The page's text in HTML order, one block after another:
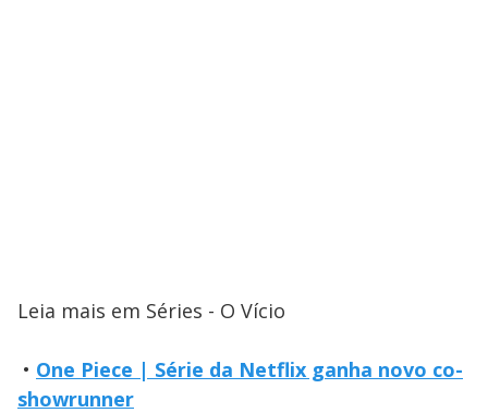
Leia mais em Séries - O Vício
• One Piece | Série da Netflix ganha novo co-
showrunner